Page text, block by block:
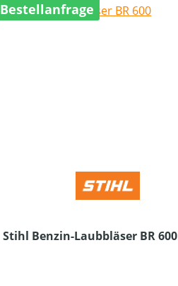
Bestellanfrage
Stihl Benzin-Laubbläser BR 600